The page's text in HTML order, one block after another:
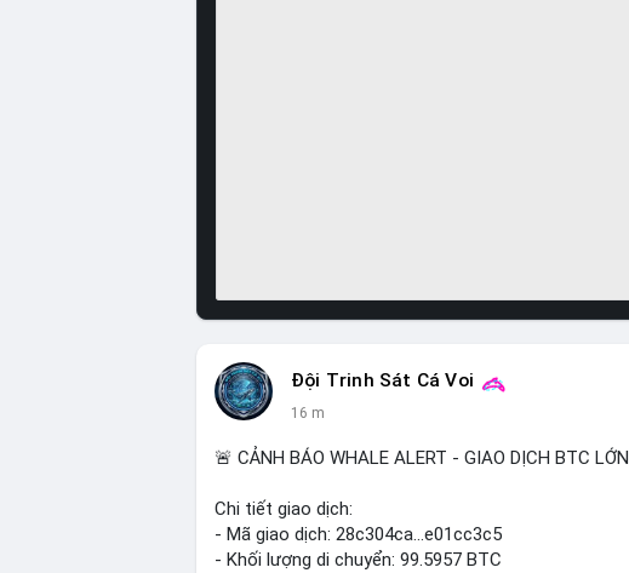
Đội Trinh Sát Cá Voi
16 m
🚨 CẢNH BÁO WHALE ALERT - GIAO DỊCH BTC LỚN
Chi tiết giao dịch:
- Mã giao dịch: 28c304ca...e01cc3c5
- Khối lượng di chuyển: 99.5957 BTC